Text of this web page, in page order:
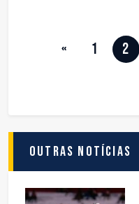
« 1 2
Outras Notícias